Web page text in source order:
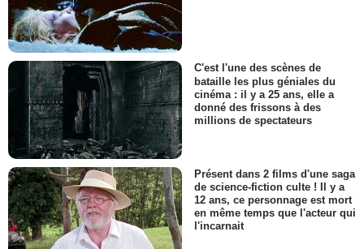
C'est l'une des scènes de
bataille les plus géniales du
cinéma : il y a 25 ans, elle a
donné des frissons à des
millions de spectateurs
Présent dans 2 films d'une saga
de science-fiction culte ! Il y a
12 ans, ce personnage est mort
en même temps que l'acteur qui
l'incarnait